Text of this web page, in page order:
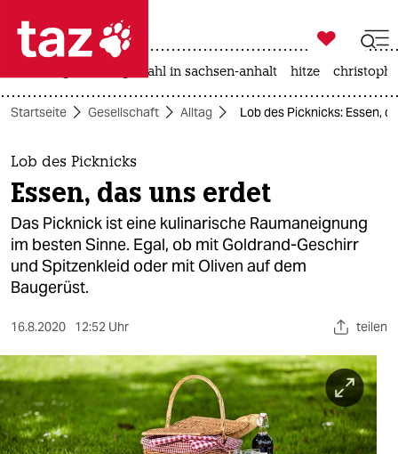
 taz zahl ich
taz zahl ich
themen
politik
öko
gesellschaft
kultur
sport
berlin
nord

taz zahl ich
landtagswahl in sachsen-anhalt hitze
Startseite Gesellschaft Alltag Lob des Picknicks: Essen,
Lob des Picknicks
Essen, das uns erdet
Das Picknick ist eine kulinarische Raumaneignung
im besten Sinne. Egal, ob mit Goldrand-Geschirr
und Spitzenkleid oder mit Oliven auf dem
Baugerüst.
16.8.2020 12:52 Uhr teilen